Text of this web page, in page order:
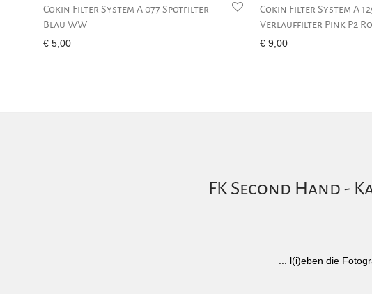
Cokin Filter System A 077 Spotfilter
Blau WW
€ 5,00
Cokin Filter System A
Verlauffilter Pink P2
€ 9,00
FK Second Hand -
... l(i)eben die